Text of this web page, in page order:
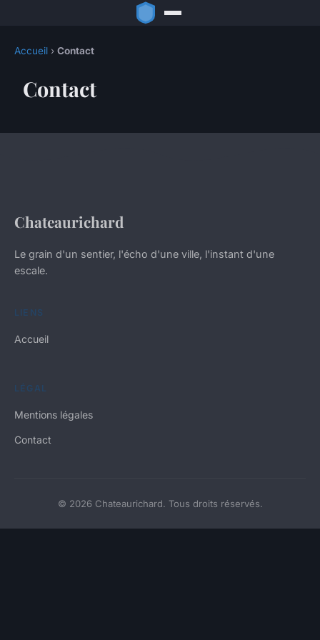
Accueil › Contact
Contact
Chateaurichard
Le grain d'un sentier, l'écho d'une ville, l'instant d'une
escale.
LIENS
Accueil
LÉGAL
Mentions légales
Contact
© 2026 Chateaurichard. Tous droits réservés.